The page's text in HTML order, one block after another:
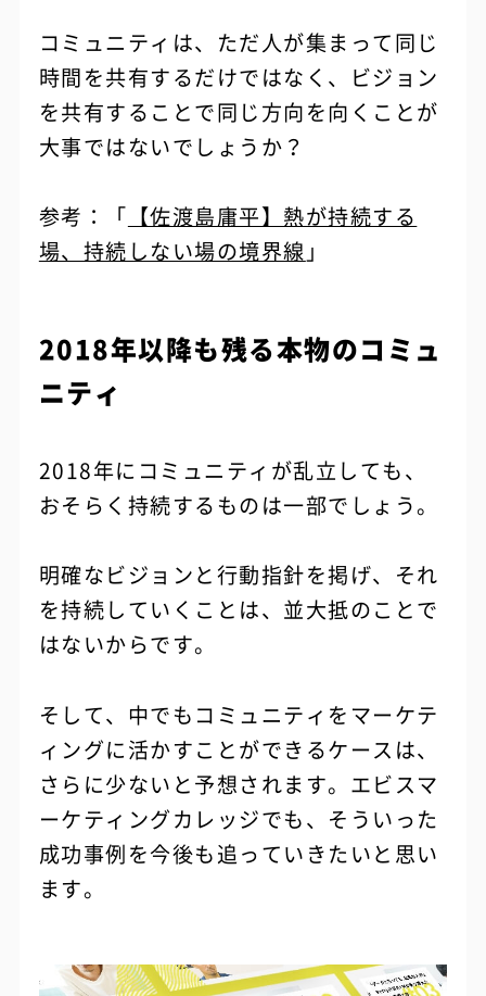
コミュニティは、ただ人が集まって同じ
時間を共有するだけではなく、ビジョン
を共有することで同じ方向を向くことが
大事ではないでしょうか？
参考：「 【佐渡島庸平】熱が持続する
場、持続しない場の境界線 」
2018年以降も残る本物のコミュ
ニティ
2018年にコミュニティが乱立しても、
おそらく持続するものは一部でしょう。
明確なビジョンと行動指針を掲げ、それ
を持続していくことは、並大抵のことで
はないからです。
そして、中でもコミュニティをマーケテ
ィングに活かすことができるケースは、
さらに少ないと予想されます。エビスマ
ーケティングカレッジでも、そういった
成功事例を今後も追っていきたいと思い
ます。